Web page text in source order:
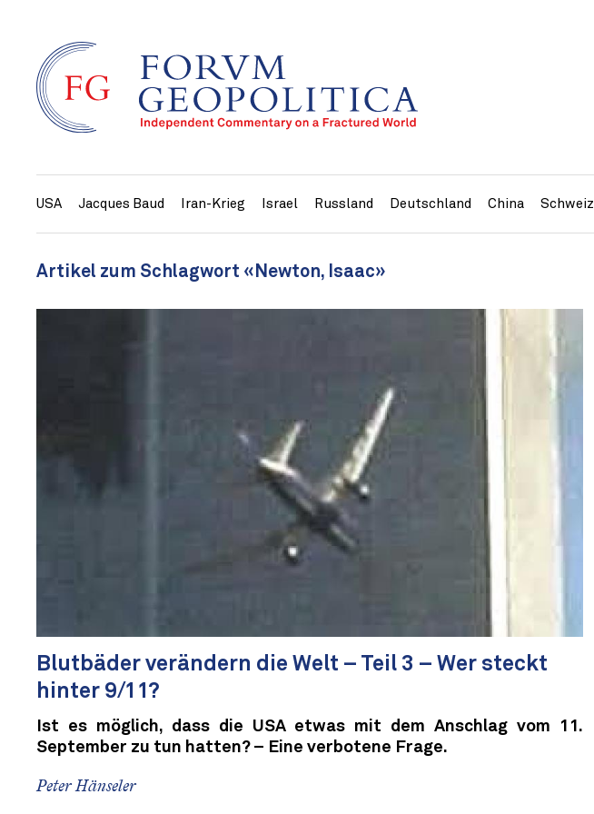
USA Jacques Baud Iran-Krieg Israel Russland Deutschland China Schweiz
Artikel zum Schlagwort «Newton, Isaac»
Blutbäder verändern die Welt – Teil 3 – Wer steckt
hinter 9/11?
Ist es möglich, dass die USA etwas mit dem Anschlag vom 11.
September zu tun hatten? – Eine verbotene Frage.
Peter Hänseler